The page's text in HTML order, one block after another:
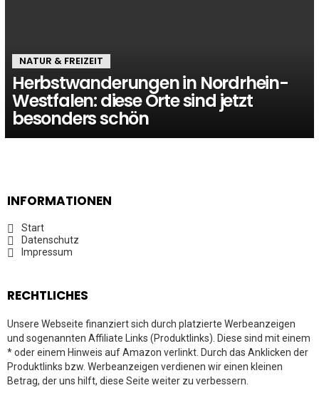
NATUR & FREIZEIT
Herbstwanderungen in Nordrhein-
Westfalen: diese Orte sind jetzt
besonders schön
INFORMATIONEN
Start
Datenschutz
Impressum
RECHTLICHES
Unsere Webseite finanziert sich durch platzierte Werbeanzeigen
und sogenannten Affiliate Links (Produktlinks). Diese sind mit einem
* oder einem Hinweis auf Amazon verlinkt. Durch das Anklicken der
Produktlinks bzw. Werbeanzeigen verdienen wir einen kleinen
Betrag, der uns hilft, diese Seite weiter zu verbessern.